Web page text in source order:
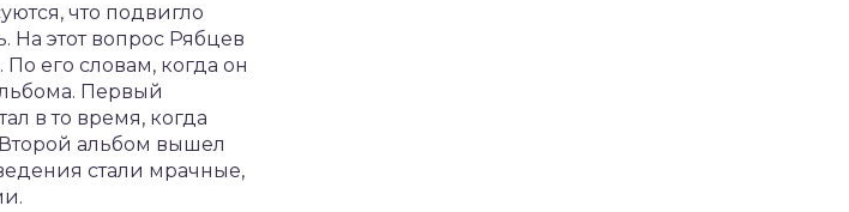
что подвигло
На этот вопрос Рябцев
его словам, когда он
Первый
в то время, когда
альбом вышел
стали мрачные,